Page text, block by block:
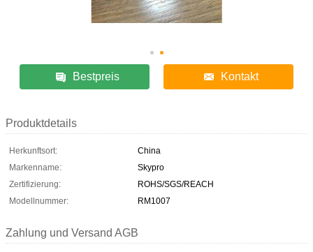
Bestpreis Kontakt
Produktdetails
Herkunftsort:
China
Markenname:
Skypro
Zertifizierung:
ROHS/SGS/REACH
Modellnummer:
RM1007
Zahlung und Versand AGB